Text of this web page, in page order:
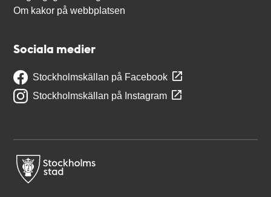
Om kakor på webbplatsen
Sociala medier
Stockholmskällan på Facebook
Stockholmskällan på Instagram